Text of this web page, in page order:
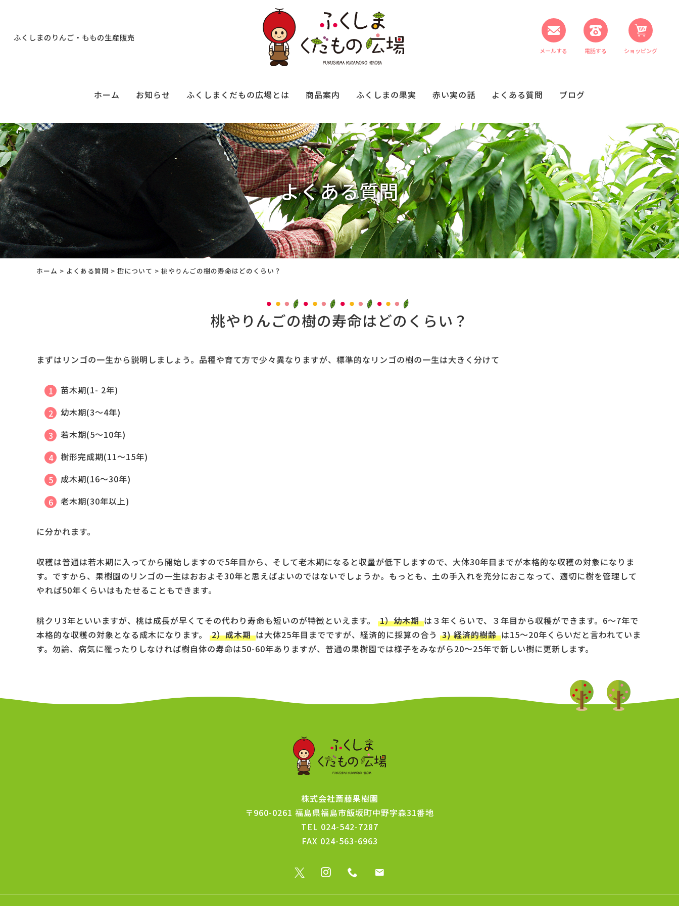
ふくしまのりんご・ももの生産販売
メールする 電話する ショッピング
ホーム お知らせ ふくしまくだもの広場とは 商品案内 ふくしまの果実 赤い実の話 よくある質問 ブログ
よくある質問
ホーム > よくある質問 > 樹について > 桃やりんごの樹の寿命はどのくらい？
桃やりんごの樹の寿命はどのくらい？
まずはリンゴの一生から説明しましょう。品種や育て方で少々異なりますが、標準的なリンゴの樹の一生は大きく分けて
苗木期(1- 2年)
幼木期(3～4年)
若木期(5～10年)
樹形完成期(11～15年)
成木期(16～30年)
老木期(30年以上)
に分かれます。
収穫は普通は若木期に入ってから開始しますので5年目から、そして老木期になると収量が低下しますので、大体30年目までが本格的な収穫の対象になりま
す。ですから、果樹園のリンゴの一生はおおよそ30年と思えばよいのではないでしょうか。もっとも、土の手入れを充分におこなって、適切に樹を管理して
やれば50年くらいはもたせることもできます。
桃クリ3年といいますが、桃は成長が早くてその代わり寿命も短いのが特徴といえます。 1）幼木期 は３年くらいで、３年目から収穫ができます。6～7年で
本格的な収穫の対象となる成木になります。
2）成木期 は大体25年目までですが、経済的に採算の合う 3) 経済的樹齢 は15～20年くらいだと言われていま
す。勿論、病気に罹ったりしなければ樹自体の寿命は50-60年ありますが、普通の果樹園では様子をみながら20～25年で新しい樹に更新します。
株式会社斎藤果樹園
〒960-0261 福島県福島市飯坂町中野字森31番地
TEL 024-542-7287
FAX 024-563-6963